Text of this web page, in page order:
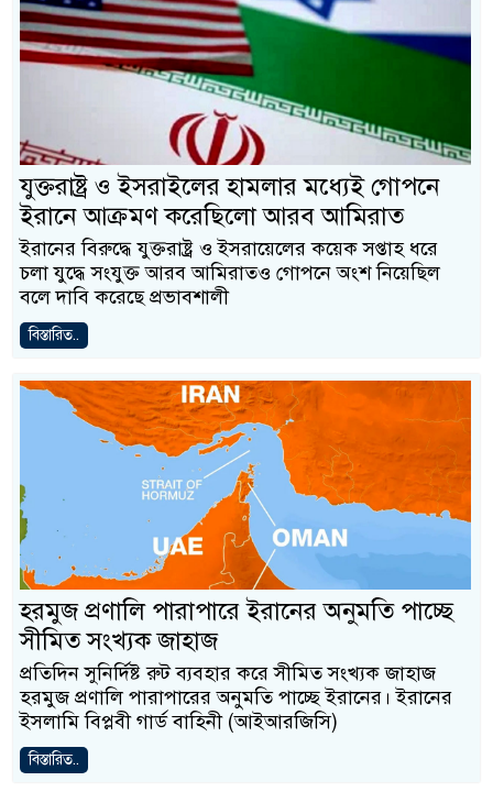
যুক্তরাষ্ট্র ও ইসরাইলের হামলার মধ্যেই গোপনে
ইরানে আক্রমণ করেছিলো আরব আমিরাত
ইরানের বিরুদ্ধে যুক্তরাষ্ট্র ও ইসরায়েলের কয়েক সপ্তাহ ধরে
চলা যুদ্ধে সংযুক্ত আরব আমিরাতও গোপনে অংশ নিয়েছিল
বলে দাবি করেছে প্রভাবশালী
বিস্তারিত..
হরমুজ প্রণালি পারাপারে ইরানের অনুমতি পাচ্ছে
সীমিত সংখ্যক জাহাজ
প্রতিদিন সুনির্দিষ্ট রুট ব্যবহার করে সীমিত সংখ্যক জাহাজ
হরমুজ প্রণালি পারাপারের অনুমতি পাচ্ছে ইরানের। ইরানের
ইসলামি বিপ্লবী গার্ড বাহিনী (আইআরজিসি)
বিস্তারিত..